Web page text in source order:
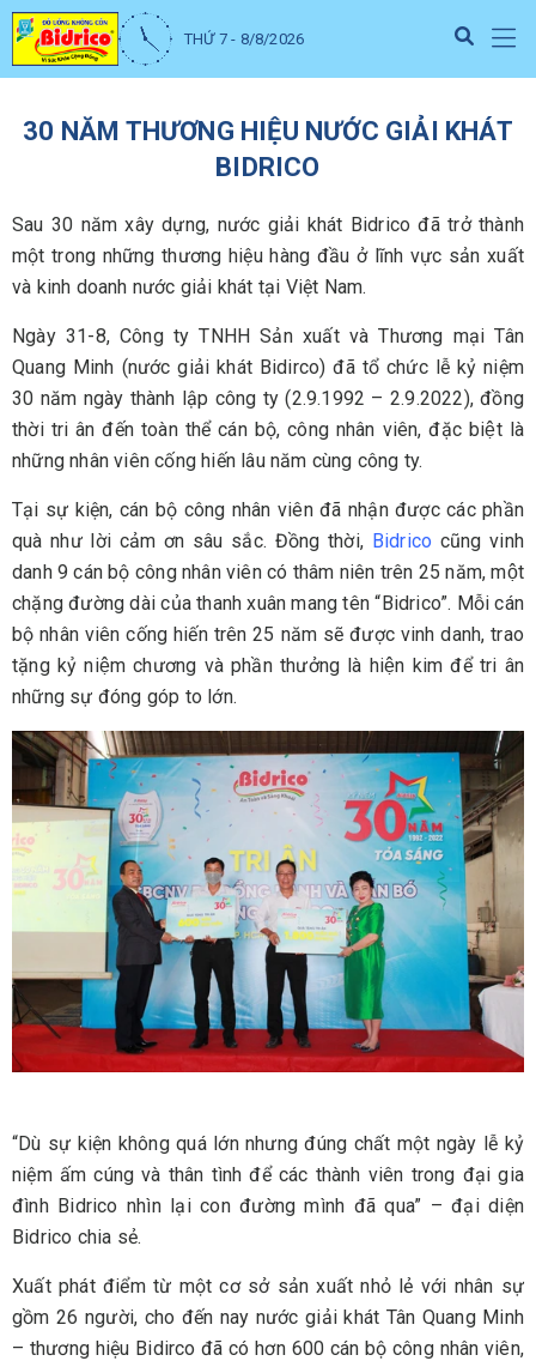
THỨ 7 - 8/8/2026
30 NĂM THƯƠNG HIỆU NƯỚC GIẢI KHÁT
BIDRICO
Sau 30 năm xây dựng, nước giải khát Bidrico đã trở thành
một trong những thương hiệu hàng đầu ở lĩnh vực sản xuất
và kinh doanh nước giải khát tại Việt Nam.
Ngày 31-8, Công ty TNHH Sản xuất và Thương mại Tân
Quang Minh (nước giải khát Bidirco) đã tổ chức lễ kỷ niệm
30 năm ngày thành lập công ty (2.9.1992 – 2.9.2022), đồng
thời tri ân đến toàn thể cán bộ, công nhân viên, đặc biệt là
những nhân viên cống hiến lâu năm cùng công ty.
Tại sự kiện, cán bộ công nhân viên đã nhận được các phần
quà như lời cảm ơn sâu sắc. Đồng thời, Bidrico cũng vinh
danh 9 cán bộ công nhân viên có thâm niên trên 25 năm, một
chặng đường dài của thanh xuân mang tên “Bidrico”. Mỗi cán
bộ nhân viên cống hiến trên 25 năm sẽ được vinh danh, trao
tặng kỷ niệm chương và phần thưởng là hiện kim để tri ân
những sự đóng góp to lớn.
“Dù sự kiện không quá lớn nhưng đúng chất một ngày lễ kỷ
niệm ấm cúng và thân tình để các thành viên trong đại gia
đình Bidrico nhìn lại con đường mình đã qua” – đại diện
Bidrico chia sẻ.
Xuất phát điểm từ một cơ sở sản xuất nhỏ lẻ với nhân sự
gồm 26 người, cho đến nay nước giải khát Tân Quang Minh
– thương hiệu Bidirco đã có hơn 600 cán bộ công nhân viên,